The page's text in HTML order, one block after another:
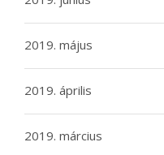
2019. május
2019. április
2019. március